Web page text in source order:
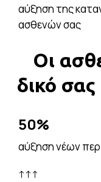
αύξηση της
ασθενών σας
Οι
δικό σας
50%
αύξηση νέων
↑↑↑